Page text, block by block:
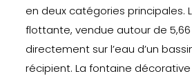
en deux catégories principales.
flottante, vendue autour de
directement sur l’eau d’un
récipient. La fontaine décorative